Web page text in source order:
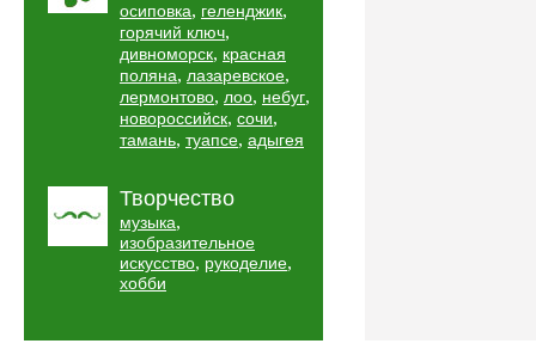
осиповка, геленджик,
горячий ключ,
дивноморск, красная
поляна, лазаревское,
лермонтово, лоо, небуг,
новороссийск, сочи,
тамань, туапсе, адыгея
Творчество
музыка,
изобразительное
искусство, рукоделие,
хобби